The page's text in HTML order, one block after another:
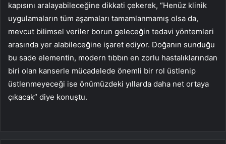
kapısını aralayabileceğine dikkati çekerek, “Henüz klinik
uygulamaların tüm aşamaları tamamlanmamış olsa da,
mevcut bilimsel veriler borun geleceğin tedavi yöntemleri
arasında yer alabileceğine işaret ediyor. Doğanın sunduğu
bu sade elementin, modern tıbbın en zorlu hastalıklarından
biri olan kanserle mücadelede önemli bir rol üstlenip
üstlenmeyeceği ise önümüzdeki yıllarda daha net ortaya
çıkacak” diye konuştu.